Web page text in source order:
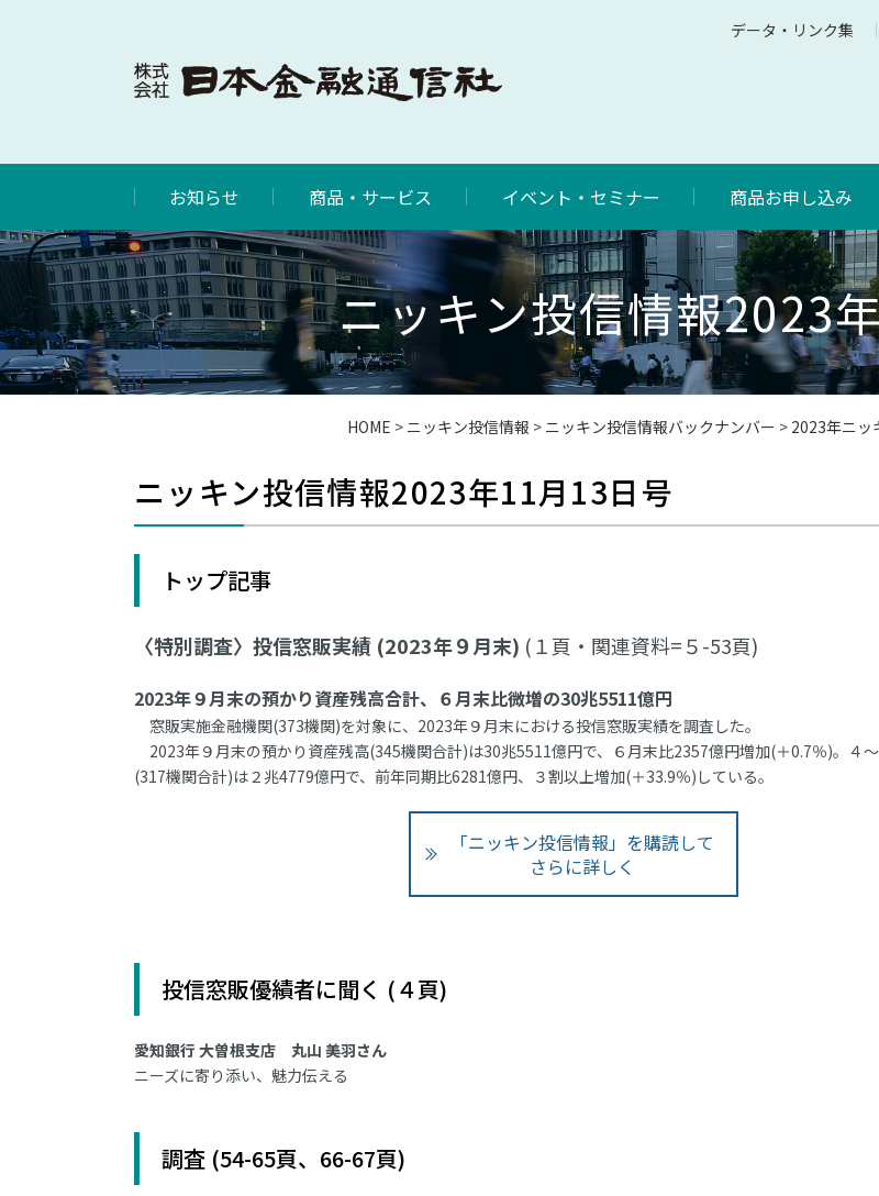
データ・リンク集
お知らせ 商品・サービス イベント・セミナー 商品お申し込み
ニッキン投信情報2023
HOME > ニッキン投信情報 > ニッキン投信情報バックナンバー > 2023年ニッ
ニッキン投信情報2023年11月13日号
トップ記事
〈特別調査〉投信窓販実績 (2023年９月末) (１頁・関連資料=５-53頁)
2023年９月末の預かり資産残高合計、６月末比微増の30兆5511億円
窓販実施金融機関(373機関)を対象に、2023年９月末における投信窓販実績を調査した。
2023年９月末の預かり資産残高(345機関合計)は30兆5511億円で、６月末比2357億円増加(＋0.7％)。４
(317機関合計)は２兆4779億円で、前年同期比6281億円、３割以上増加(＋33.9％)している。
「ニッキン投信情報」を購読して
さらに詳しく
投信窓販優績者に聞く (４頁)
愛知銀行 大曽根支店 丸山 美羽さん
ニーズに寄り添い、魅力伝える
調査 (54-65頁、66-67頁)